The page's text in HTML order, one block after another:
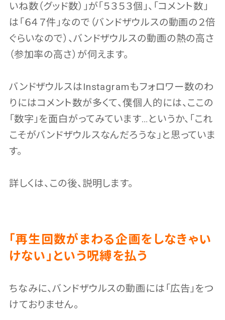
いね数（グッド数）」が「５３５３個」、「コメント数」
は「６４７件」なので（バンドザウルスの動画の２倍
ぐらいなので）、バンドザウルスの動画の熱の高さ
（参加率の高さ）が伺えます。
バンドザウルスはInstagramもフォロワー数のわ
りにはコメント数が多くて、僕個人的には、ここの
「数字」を面白がってみています…というか、「これ
こそがバンドザウルスなんだろうな」と思っていま
す。
詳しくは、この後、説明します。
「再生回数がまわる企画をしなきゃい
けない」という呪縛を払う
ちなみに、バンドザウルスの動画には「広告」をつ
けておりません。